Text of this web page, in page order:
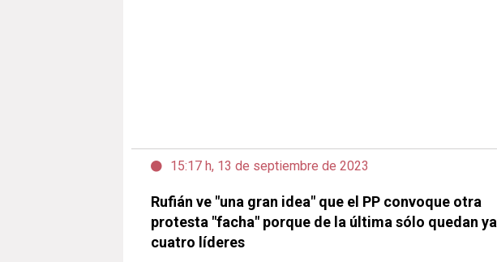
15:17 h, 13 de septiembre de 2023
Rufián ve "una gran idea" que el PP convoque otra
protesta "facha" porque de la última sólo quedan ya
cuatro líderes